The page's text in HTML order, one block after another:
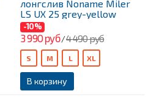
лонгслив Noname Miler
LS UX 25 grey-yellow
-10%
3 990 руб/4 490 руб
В корзину
S M L XL